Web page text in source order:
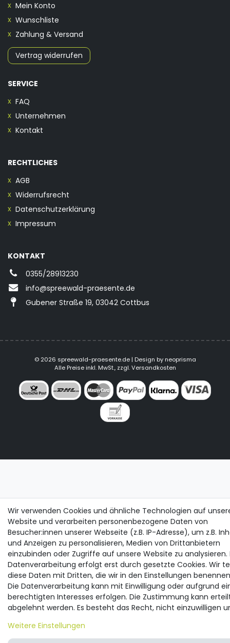
Mein Konto
Wunschliste
Zahlung & Versand
Vertrag widerrufen
SERVICE
FAQ
Unternehmen
Kontakt
RECHTLICHES
AGB
Widerrufsrecht
Datenschutzerklärung
Impressum
KONTAKT
0355/28913230
info@spreewald-praesente.de
Gubener Straße 19, 03042 Cottbus
© 2026 spreewald-praesente.de| Design by neoprisma
Alle Preise inkl. MwSt., zzgl. Versandkosten
Wir verwenden Cookies und ähnliche Technologien auf
Website und verarbeiten personenbezogene Daten von
Besucher:innen unserer Webseite (z.B. IP-Adresse), um z.B.
und Anzeigen zu personalisieren, Medien von Drittanbietern
einzubinden oder Zugriffe auf unsere Website zu analysieren.
Datenverarbeitung erfolgt erst durch gesetzte Cookies. Wir
diese Daten mit Dritten, die wir in den Einstellungen
Die Datenverarbeitung kann mit Einwilligung oder aufgrund
berechtigten Interesses erfolgen. Die Zustimmung kann
abgelehnt werden. Es besteht das Recht, nicht einzuwilligen
widerrufen. Beachten Sie unser
Verwendung personenbezogener Daten in unserer
Weitere Einstellungen